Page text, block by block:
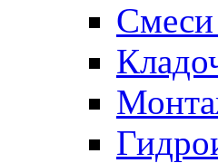
Смеси